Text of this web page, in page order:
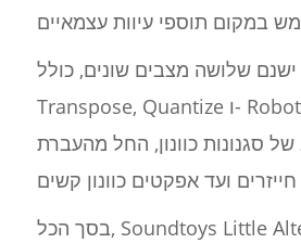
שלושה מצבים שונים, כולל
Transpose, Quantize ו- Robot, המעניקים לך
של סגנונות כוונון, החל מהעברת
בסך הכל, Soundtoys Little Alterboy הוא תוסף